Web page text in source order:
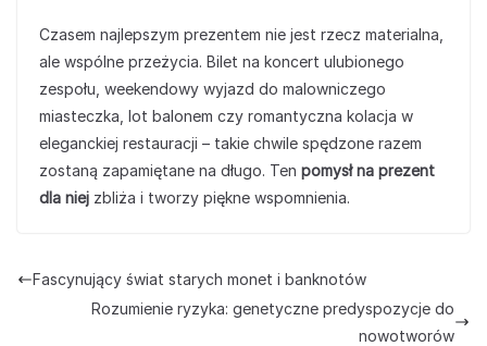
Czasem najlepszym prezentem nie jest rzecz materialna,
ale wspólne przeżycia. Bilet na koncert ulubionego
zespołu, weekendowy wyjazd do malowniczego
miasteczka, lot balonem czy romantyczna kolacja w
eleganckiej restauracji – takie chwile spędzone razem
zostaną zapamiętane na długo. Ten pomysł na prezent
dla niej zbliża i tworzy piękne wspomnienia.
Fascynujący świat starych monet i banknotów
Rozumienie ryzyka: genetyczne predyspozycje do
nowotworów